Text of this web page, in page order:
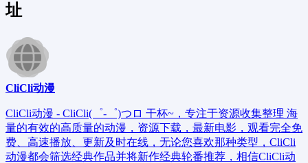
址
CliCli动漫
CliCli动漫 - CliCli(゜-゜)つロ 干杯~，专注于资源收集整理 海
量的有效的高质量的动漫，资源下载，最新电影，观看完全免
费、高速播放、更新及时在线，无论您喜欢那种类型，CliCli
动漫都会筛选经典作品并将新作经典轮番推荐，相信CliCli动